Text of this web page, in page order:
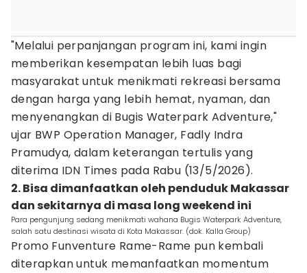
"Melalui perpanjangan program ini, kami ingin
memberikan kesempatan lebih luas bagi
masyarakat untuk menikmati rekreasi bersama
dengan harga yang lebih hemat, nyaman, dan
menyenangkan di Bugis Waterpark Adventure,"
ujar BWP Operation Manager, Fadly Indra
Pramudya, dalam keterangan tertulis yang
diterima IDN Times pada Rabu (13/5/2026).
2. Bisa dimanfaatkan oleh penduduk Makassar
dan sekitarnya di masa long weekend ini
Para pengunjung sedang menikmati wahana Bugis Waterpark Adventure,
salah satu destinasi wisata di Kota Makassar. (dok. Kalla Group)
Promo Funventure Rame-Rame pun kembali
diterapkan untuk memanfaatkan momentum